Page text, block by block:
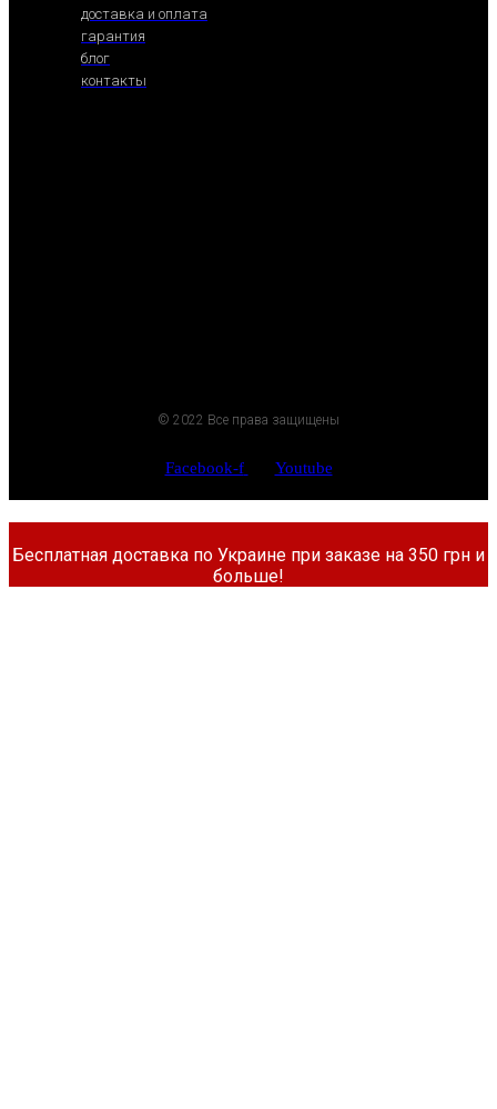
доставка и оплата
гарантия
блог
контакты
© 2022 Все права защищены
Facebook-f Youtube
Бесплатная доставка по Украине при заказе на 350 грн и
больше!